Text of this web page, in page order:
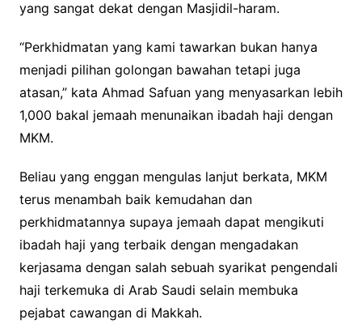
yang sangat dekat dengan Masjidil-haram.
“Perkhidmatan yang kami tawarkan bukan hanya
menjadi pilihan golongan bawahan tetapi juga
atasan,” kata Ahmad Safuan yang menyasarkan lebih
1,000 bakal jemaah menunaikan ibadah haji dengan
MKM.
Beliau yang enggan mengulas lanjut berkata, MKM
terus menambah baik kemudahan dan
perkhidmatannya supaya jemaah dapat mengikuti
ibadah haji yang terbaik dengan mengadakan
kerjasama dengan salah sebuah syarikat pengendali
haji terkemuka di Arab Saudi selain membuka
pejabat cawangan di Makkah.